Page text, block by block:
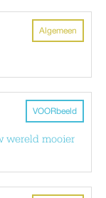
Algemeen
VOORbeeld
wereld mooier